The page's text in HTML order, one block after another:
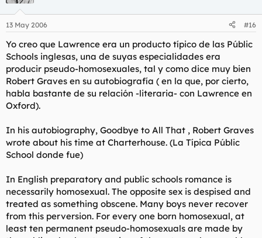
13 May 2006 #16
Yo creo que Lawrence era un producto típico de las Públic
Schools inglesas, una de suyas especialidades era
producir pseudo-homosexuales, tal y como dice muy bien
Robert Graves en su autobiografía ( en la que, por cierto,
habla bastante de su relación -literaria- con Lawrence en
Oxford).
In his autobiography, Goodbye to All That , Robert Graves
wrote about his time at Charterhouse. (La Típica Públic
School donde fue)
In English preparatory and public schools romance is
necessarily homosexual. The opposite sex is despised and
treated as something obscene. Many boys never recover
from this perversion. For every one born homosexual, at
least ten permanent pseudo-homosexuals are made by